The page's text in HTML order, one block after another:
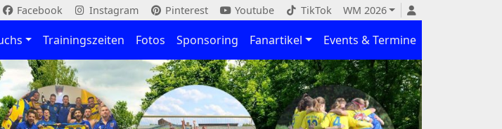
Facebook Instagram Pinterest Youtube TikTok WM 2026
Trainingszeiten Fotos Sponsoring Fanartikel Events & Termine